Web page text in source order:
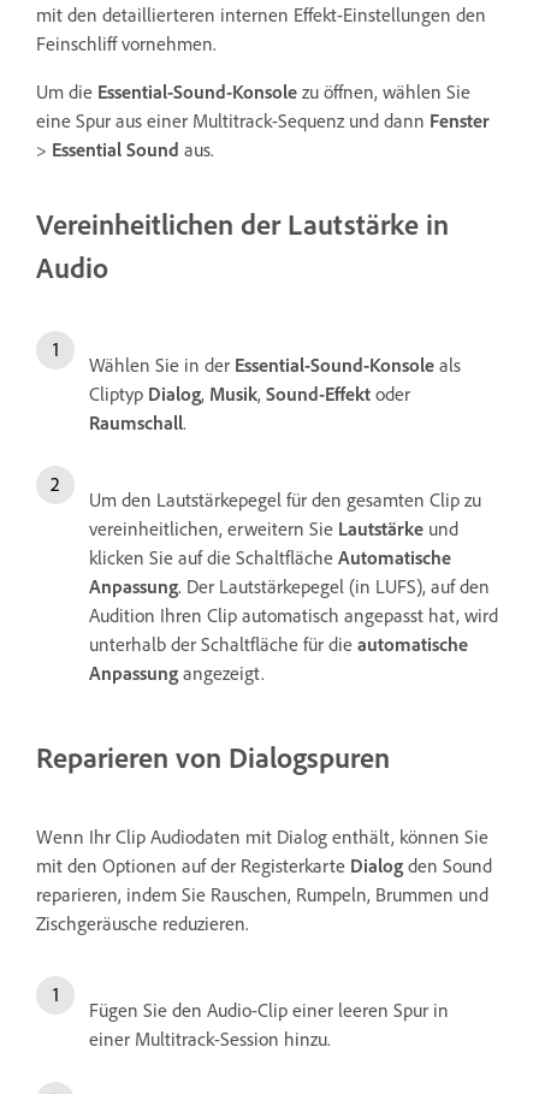
mit den detaillierteren internen Effekt-Einstellungen den
Feinschliff vornehmen.
Um die Essential-Sound-Konsole zu öffnen, wählen Sie
eine Spur aus einer Multitrack-Sequenz und dann Fenster
> Essential Sound aus.
Vereinheitlichen der Lautstärke in
Audio
Wählen Sie in der Essential-Sound-Konsole als
Cliptyp Dialog, Musik, Sound-Effekt oder
Raumschall.
Um den Lautstärkepegel für den gesamten Clip zu
vereinheitlichen, erweitern Sie Lautstärke und
klicken Sie auf die Schaltfläche Automatische
Anpassung. Der Lautstärkepegel (in LUFS), auf den
Audition Ihren Clip automatisch angepasst hat, wird
unterhalb der Schaltfläche für die automatische
Anpassung angezeigt.
Reparieren von Dialogspuren
Wenn Ihr Clip Audiodaten mit Dialog enthält, können Sie
mit den Optionen auf der Registerkarte Dialog den Sound
reparieren, indem Sie Rauschen, Rumpeln, Brummen und
Zischgeräusche reduzieren.
Fügen Sie den Audio-Clip einer leeren Spur in
einer Multitrack-Session hinzu.